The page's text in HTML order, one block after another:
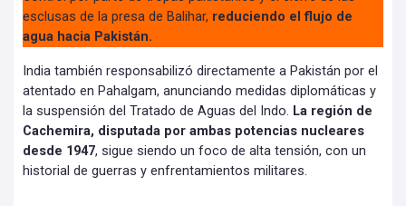
esclusas de la presa de Balihar, reduciendo el flujo de
agua hacia Pakistán.
India también responsabilizó directamente a Pakistán por el
atentado en Pahalgam, anunciando medidas diplomáticas y
la suspensión del Tratado de Aguas del Indo. La región de
Cachemira, disputada por ambas potencias nucleares
desde 1947, sigue siendo un foco de alta tensión, con un
historial de guerras y enfrentamientos militares.